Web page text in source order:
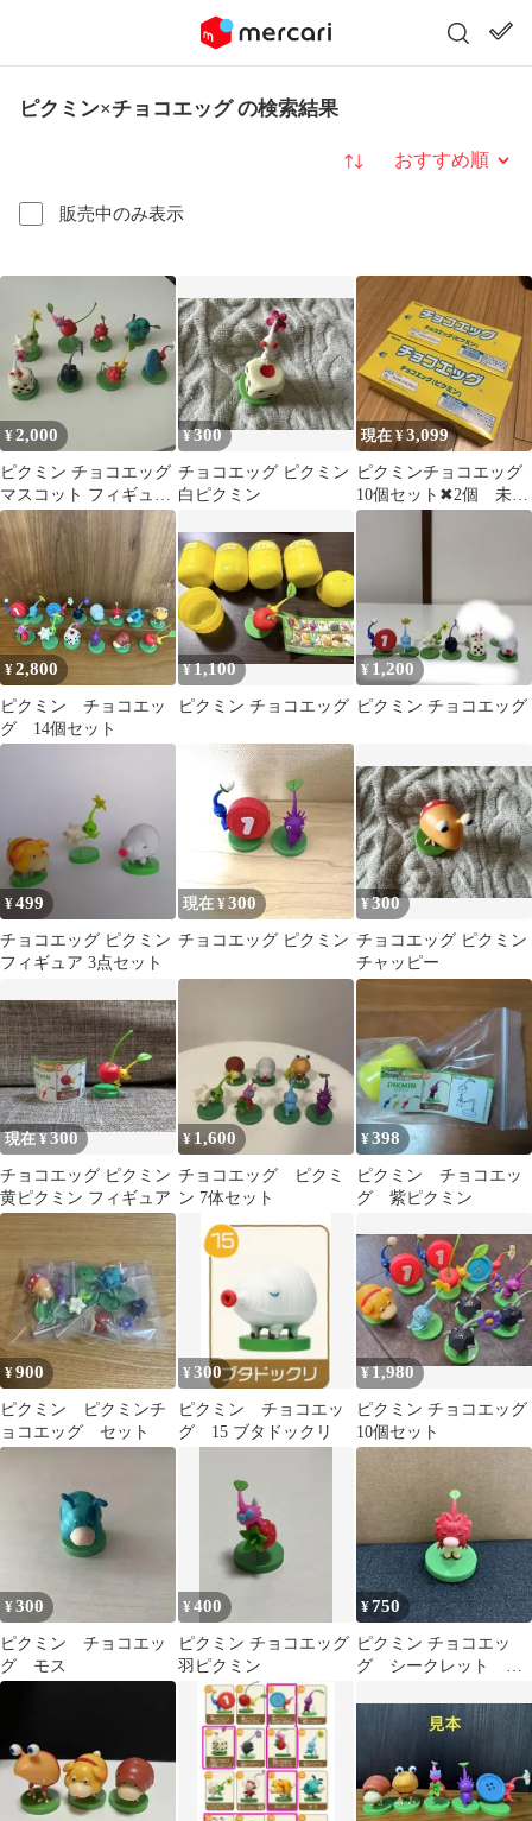
ピクミン×チョコエッグ の検索結果
販売中のみ表示
並び替え
¥2,000
ピクミン チョコエッグ
マスコット フィギュア
8種セット
¥300
チョコエッグ ピクミン
白ピクミン
現在 ¥3,099
ピクミンチョコエッグ
10個セット✖︎2個 未開
封
¥2,800
ピクミン チョコエッ
グ 14個セット
¥1,100
ピクミン チョコエッグ
¥ 1,200
ピクミン チョコエッグ
¥499
チョコエッグ ピクミン
フィギュア 3点セット
現在 ¥300
チョコエッグ ピクミン
¥300
チョコエッグ ピクミン
チャッピー
現在 ¥300
チョコエッグ ピクミン
黄ピクミン フィギュア
¥ 1,600
チョコエッグ ピクミ
ン 7体セット
¥398
ピクミン チョコエッ
グ 紫ピクミン
¥900
ピクミン ピクミンチ
ョコエッグ セット
¥300
ピクミン チョコエッ
グ 15 ブタドックリ
¥1,980
ピクミン チョコエッグ
10個セット
¥300
ピクミン チョコエッ
グ モス
¥400
ピクミン チョコエッグ
羽ピクミン
¥750
ピクミン チョコエッ
グ シークレット 謎